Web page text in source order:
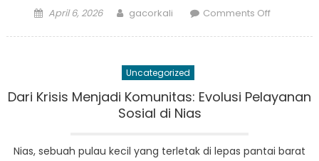
Posted
April 6, 2026 Author
gacorkali Comments Offon
Program
Sosial
Uncategorized
Dari Krisis Menjadi Komunitas: Evolusi Pelayanan
Sosial di Nias
Nias, sebuah pulau kecil yang terletak di lepas pantai barat